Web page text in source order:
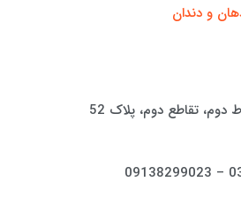
و دندان
دوم، تقاطع دوم، پلاک 52